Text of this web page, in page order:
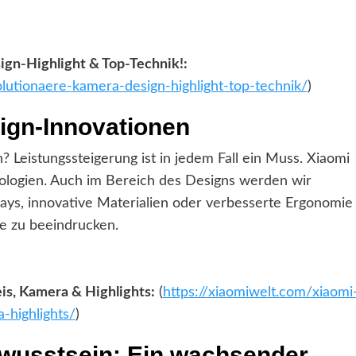
Highlight & Top-Technik!:
kamera-design-highlight-top-technik/)
Innovationen
ist in jedem Fall ein Muss. Xiaomi
Auch im Bereich des Designs werden wir
innovative Materialien oder verbesserte Ergonomie
zu beeindrucken.
Kamera & Highlights: ( https://xiaomiwelt.com/
highlights/)